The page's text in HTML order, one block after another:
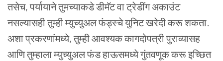
तसेच, पर्यायाने तुमच्याकडे डीमॅट वा ट्रेडींग अकाउंट
नसल्यासही तुम्ही म्युच्युअल फंड्स्चे युनिट खरेदी करू शकता.
अशा प्रकरणांमध्ये, तुम्ही आवश्यक कागदोपत्री पुराव्यासह
आणि तुम्हाला म्युच्युअल फंड हाऊसमध्ये गुंतवणूक करू इच्छित